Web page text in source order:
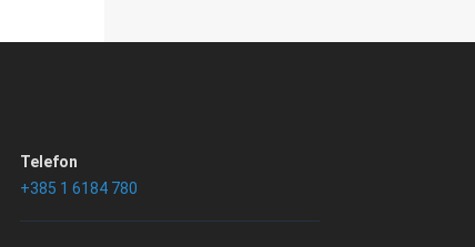
Telefon
+385 1 6184 780